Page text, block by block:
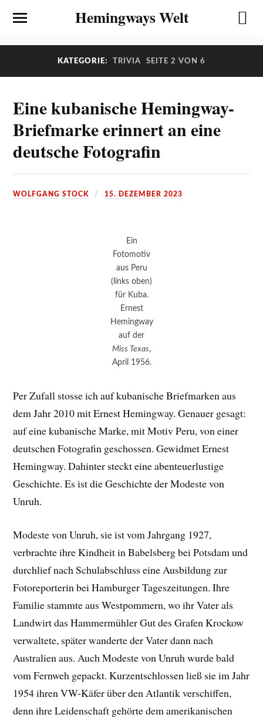
Hemingways Welt
KATEGORIE: TRIVIA SEITE 2 VON 6
Eine kubanische Hemingway-
Briefmarke erinnert an eine
deutsche Fotografin
WOLFGANG STOCK 15. DEZEMBER 2023
Ein
Fotomotiv
aus Peru
(links oben)
für Kuba.
Ernest
Hemingway
auf der
Miss Texas,
April 1956.
Per Zufall stosse ich auf kubanische Briefmarken aus
dem Jahr 2010 mit Ernest Hemingway. Genauer gesagt:
auf eine kubanische Marke, mit Motiv Peru, von einer
deutschen Fotografin geschossen. Gewidmet Ernest
Hemingway. Dahinter steckt eine abenteuerlustige
Geschichte. Es ist die Geschichte der Modeste von
Unruh.
Modeste von Unruh, sie ist vom Jahrgang 1927,
verbrachte ihre Kindheit in Babelsberg bei Potsdam und
durchlief nach Schulabschluss eine Ausbildung zur
Fotoreporterin bei Hamburger Tageszeitungen. Ihre
Familie stammte aus Westpommern, wo ihr Vater als
Landwirt das Hammermühler Gut des Grafen Krockow
verwaltete, später wanderte der Vater dann nach
Australien aus. Auch Modeste von Unruh wurde bald
vom Fernweh gepackt. Kurzentschlossen ließ sie im Jahr
1954 ihren VW-Käfer über den Atlantik verschiffen,
denn ihre Leidenschaft gehörte dem amerikanischen